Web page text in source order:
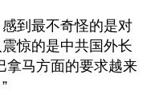
到最不奇怪的是对
惊的是中共国外长
拿马方面的要求越来